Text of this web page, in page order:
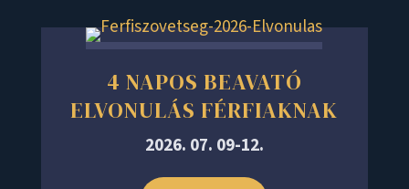
4 NAPOS BEAVATÓ
ELVONULÁS FÉRFIAKNAK
2026. 07. 09-12.